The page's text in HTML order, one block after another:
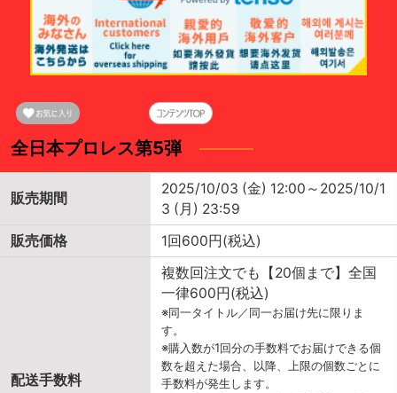
全日本プロレス第5弾
販売期間
2025/10/03 (金) 12:00～2025/10/1
3 (月) 23:59
販売価格
1回600円(税込)
配送手数料
複数回注文でも【20個まで】全国
一律600円(税込)
※同一タイトル／同一お届け先に限りま
す。
※購入数が1回分の手数料でお届けできる個
数を超えた場合、以降、上限の個数ごとに
手数料が発生します。